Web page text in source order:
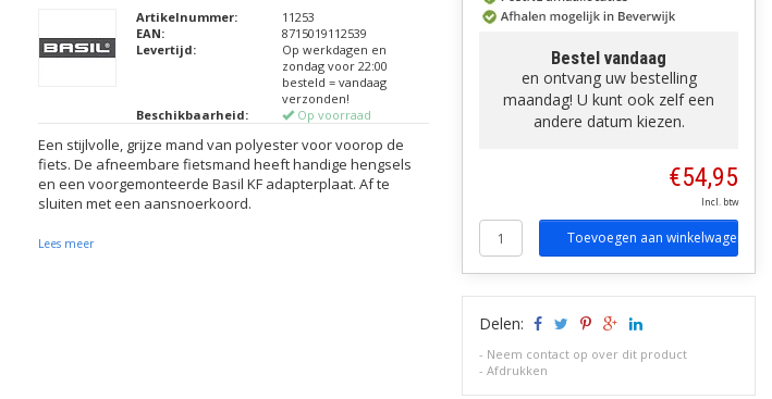
Artikelnummer:
11253
EAN:
8715019112539
Levertijd:
Op werkdagen en
zondag voor 22:00
besteld = vandaag
verzonden!
Beschikbaarheid:
Op voorraad
Een stijlvolle, grijze mand van polyester voor voorop de
fiets. De afneembare fietsmand heeft handige hengsels
en een voorgemonteerde Basil KF adapterplaat. Af te
sluiten met een aansnoerkoord.
Lees meer
Bestel vandaag
en ontvang uw bestelling
maandag! U kunt ook zelf een
andere datum kiezen.
€54,95
Incl. btw
Toevoegen aan winkelwagen
Delen:
- Neem contact op over dit product
-Afdrukken